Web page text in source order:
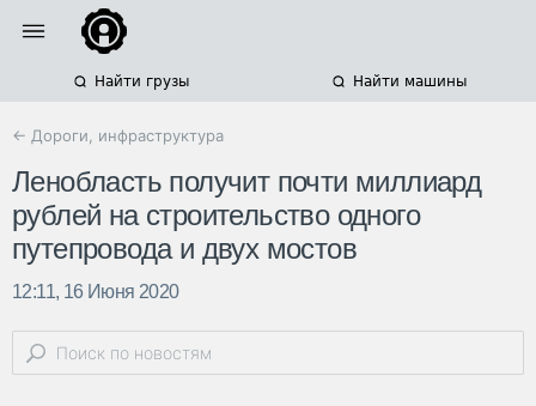
Найти грузы Найти машины
← Дороги, инфраструктура
Ленобласть получит почти миллиард
рублей на строительство одного
путепровода и двух мостов
12:11, 16 Июня 2020